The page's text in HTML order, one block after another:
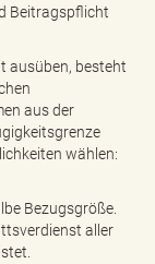
Beitragspflicht
ausüben, besteht
aus der
wählen:
Bezugsgröße.
aller